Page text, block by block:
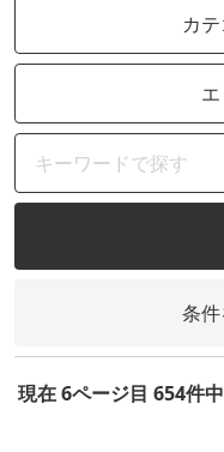
カ
条
現在 6ページ目 654件